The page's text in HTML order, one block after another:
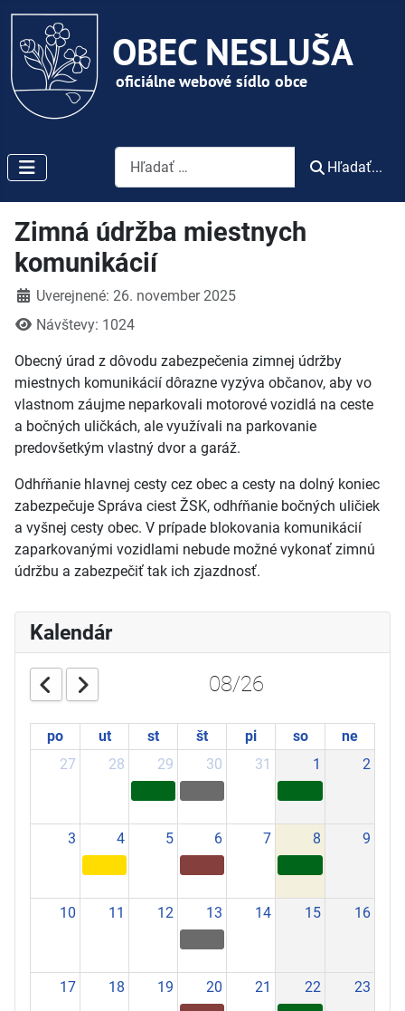
Vyhľadávanie
Hľadať...
Zimná údržba miestnych
komunikácií
DetailyUverejnené: 26. november 2025
Návštevy: 1024
Obecný úrad z dôvodu zabezpečenia zimnej údržby
miestnych komunikácií dôrazne vyzýva občanov, aby vo
vlastnom záujme neparkovali motorové vozidlá na ceste
a bočných uličkách, ale využívali na parkovanie
predovšetkým vlastný dvor a garáž.
Odhŕňanie hlavnej cesty cez obec a cesty na dolný koniec
zabezpečuje Správa ciest ŽSK, odhŕňanie bočných uličiek
a vyšnej cesty obec. V prípade blokovania komunikácií
zaparkovanými vozidlami nebude možné vykonať zimnú
údržbu a zabezpečiť tak ich zjazdnosť.
Kalendár
08/26
po ut st št pi so
ne
27
28 29 30 31 1 2
3 4 5 6 7 8 9
10 11 12 13 14 15 16
17 18 19 20 21 22 23